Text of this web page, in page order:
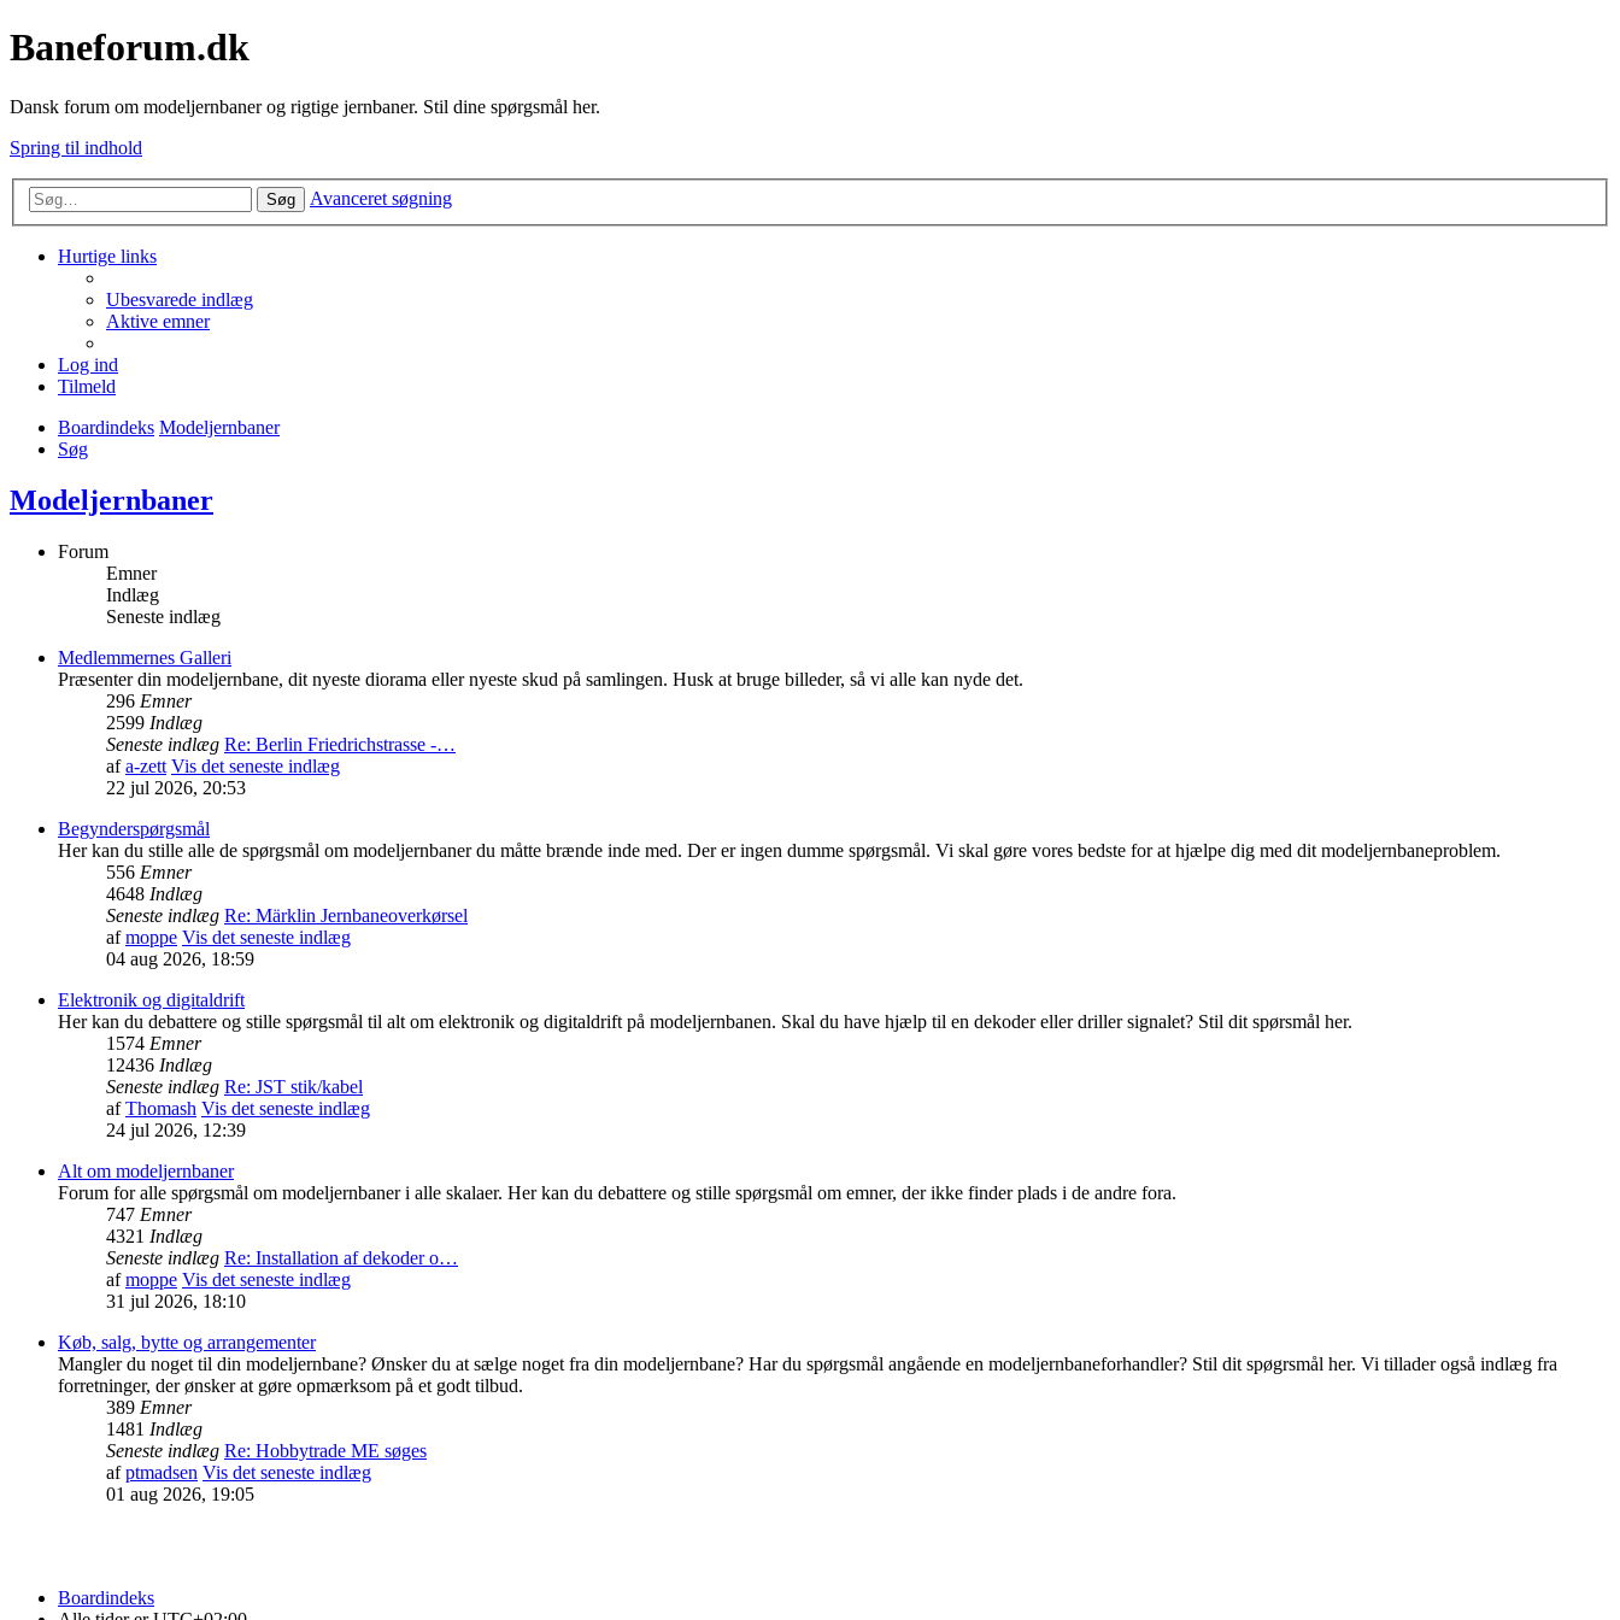
Baneforum.dk
Dansk forum om modeljernbaner og rigtige jernbaner. Stil dine spørgsmål her.
Spring til indhold
Søg Avanceret søgning
Hurtige links
Ubesvarede indlæg
Aktive emner
Log ind
Tilmeld
Boardindeks Modeljernbaner
Søg
Modeljernbaner
Forum
Emner
Indlæg
Seneste indlæg
Medlemmernes Galleri
Præsenter din modeljernbane, dit nyeste diorama eller nyeste skud på samlingen. Husk at bruge billeder, så vi alle kan nyde det.
296 Emner
2599 Indlæg
Seneste indlæg Re: Berlin Friedrichstrasse -…
afa-zett Vis det seneste indlæg
22 jul 2026, 20:53
Begynderspørgsmål
Her kan du stille alle de spørgsmål om modeljernbaner du måtte brænde inde med. Der er ingen dumme spørgsmål. Vi skal gøre vores bedste for at hjælpe dig med dit modeljernbaneproblem.
556 Emner
4648 Indlæg
Seneste indlæg Re: Märklin Jernbaneoverkørsel
afmoppe Vis det seneste indlæg
04 aug 2026, 18:59
Elektronik og digitaldrift
Her kan du debattere og stille spørgsmål til alt om elektronik og digitaldrift på modeljernbanen. Skal du have hjælp til en dekoder eller driller signalet? Stil dit spørsmål her.
1574 Emner
12436 Indlæg
Seneste indlæg Re: JST stik/kabel
afThomash Vis det seneste indlæg
24 jul 2026, 12:39
Alt om modeljernbaner
Forum for alle spørgsmål om modeljernbaner i alle skalaer. Her kan du debattere og stille spørgsmål om emner, der ikke finder plads i de andre fora.
747 Emner
4321 Indlæg
Seneste indlæg Re: Installation af dekoder o…
afmoppe Vis det seneste indlæg
31 jul 2026, 18:10
Køb, salg, bytte og arrangementer
Mangler du noget til din modeljernbane? Ønsker du at sælge noget fra din modeljernbane? Har du spørgsmål angående en modeljernbaneforhandler? Stil dit spøgrsmål her. Vi tillader også indlæg fra
forretninger, der ønsker at gøre opmærksom på et godt tilbud.
389 Emner
1481 Indlæg
Seneste indlæg Re: Hobbytrade ME søges
afptmadsen Vis det seneste indlæg
01 aug 2026, 19:05
Boardindeks